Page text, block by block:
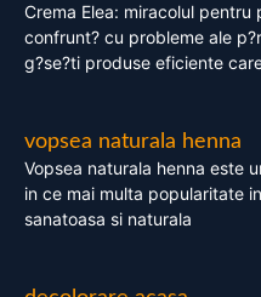
Crema Elea: miracolul
confrunt? cu probleme ale
g?se?ti produse eficiente
vopsea naturala henna
Vopsea naturala henna este
in ce mai multa popularitate
sanatoasa si naturala